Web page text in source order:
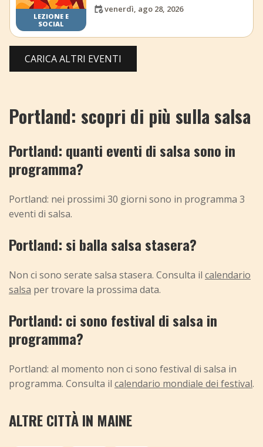
LEZIONE E
SOCIAL
venerdì, ago 28, 2026
CARICA ALTRI EVENTI
Portland: scopri di più sulla salsa
Portland: quanti eventi di salsa sono in
programma?
Portland: nei prossimi 30 giorni sono in programma 3
eventi di salsa.
Portland: si balla salsa stasera?
Non ci sono serate salsa stasera. Consulta il calendario
salsa per trovare la prossima data.
Portland: ci sono festival di salsa in
programma?
Portland: al momento non ci sono festival di salsa in
programma. Consulta il calendario mondiale dei festival.
ALTRE CITTÀ IN MAINE